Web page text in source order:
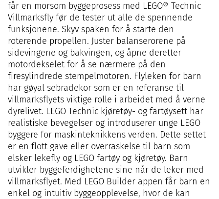
får en morsom byggeprosess med LEGO® Technic
Villmarksfly før de tester ut alle de spennende
funksjonene. Skyv spaken for å starte den
roterende propellen. Juster balanserorene på
sidevingene og bakvingen, og åpne deretter
motordekselet for å se nærmere på den
firesylindrede stempelmotoren. Flyleken for barn
har gøyal sebradekor som er en referanse til
villmarksflyets viktige rolle i arbeidet med å verne
dyrelivet. LEGO Technic kjøretøy- og fartøysett har
realistiske bevegelser og introduserer unge LEGO
byggere for maskinteknikkens verden. Dette settet
er en flott gave eller overraskelse til barn som
elsker lekefly og LEGO fartøy og kjøretøy. Barn
utvikler byggeferdighetene sine når de leker med
villmarksflyet. Med LEGO Builder appen får barn en
enkel og intuitiv byggeopplevelse, hvor de kan